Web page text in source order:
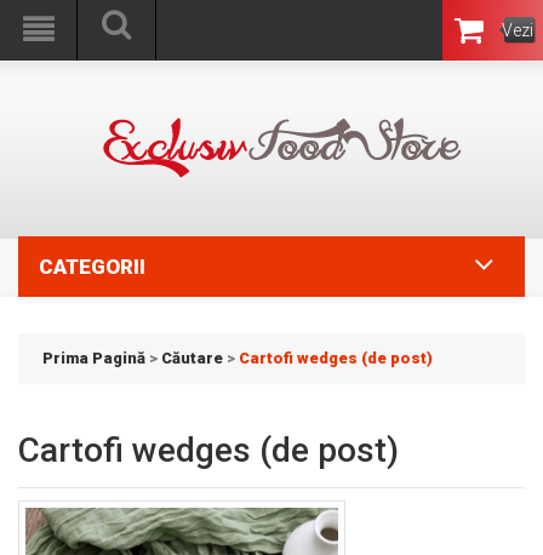
Vezi
Coşul
CATEGORII
Prima Pagină > Căutare > Cartofi wedges (de post)
Cartofi wedges (de post)